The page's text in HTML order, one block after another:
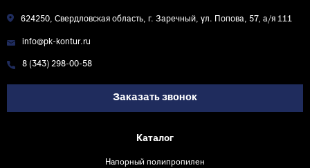
624250, Свердловская область, г. Заречный, ул. Попова, 57, а/я 111
info@pk-kontur.ru
8 (343) 298-00-58
Заказать звонок
Каталог
Напорный полипропилен